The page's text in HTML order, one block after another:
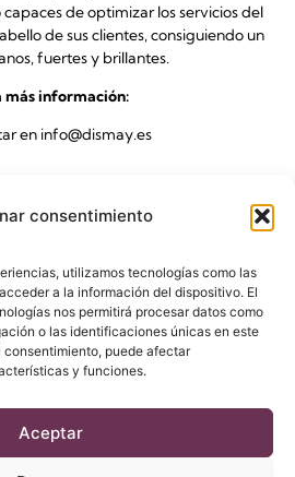
consentimiento
utilizamos tecnologías como las
a la información del dispositivo. El
nos permitirá procesar datos como
o las identificaciones únicas en este
puede afectar
y funciones.
Aceptar
de optimizar los servicios del
de sus clientes, consiguiendo un
fuertes y brillantes.
más información:
en info@dismay.es
NUESTRA NEWSLETTER